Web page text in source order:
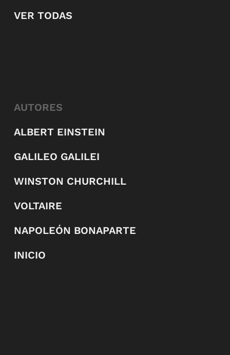
VER TODAS
AUTORES
ALBERT EINSTEIN
GALILEO GALILEI
WINSTON CHURCHILL
VOLTAIRE
NAPOLEÓN BONAPARTE
INICIO